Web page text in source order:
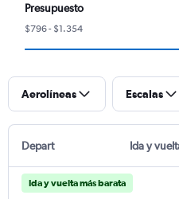
Presupuesto
$796 - $1.354
Aerolíneas Escalas
Depart Ida y
Ida y vuelta más barata